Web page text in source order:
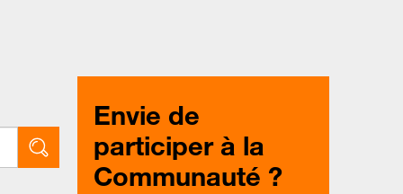
Envie de
participer à la
Communauté ?